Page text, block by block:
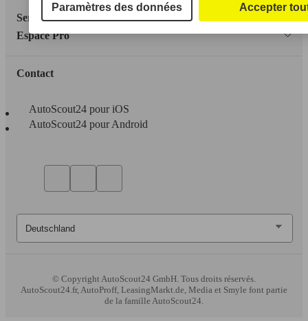
Service
Espace Pro
Contact
AutoScout24 pour iOS
AutoScout24 pour Android
© CopyrightAutoScout24 GmbH. Tous droits réservés.
AutoScout24.fr, AutoProff, LeasingMarkt.de, Media et Smyle font partie
de la famille AutoScout24.
Paramètres des données Accepter